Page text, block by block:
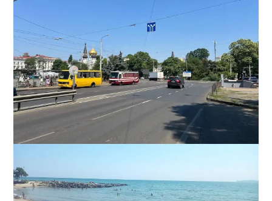
движения: что важно знать водителям
08-08-2026 в 09:29